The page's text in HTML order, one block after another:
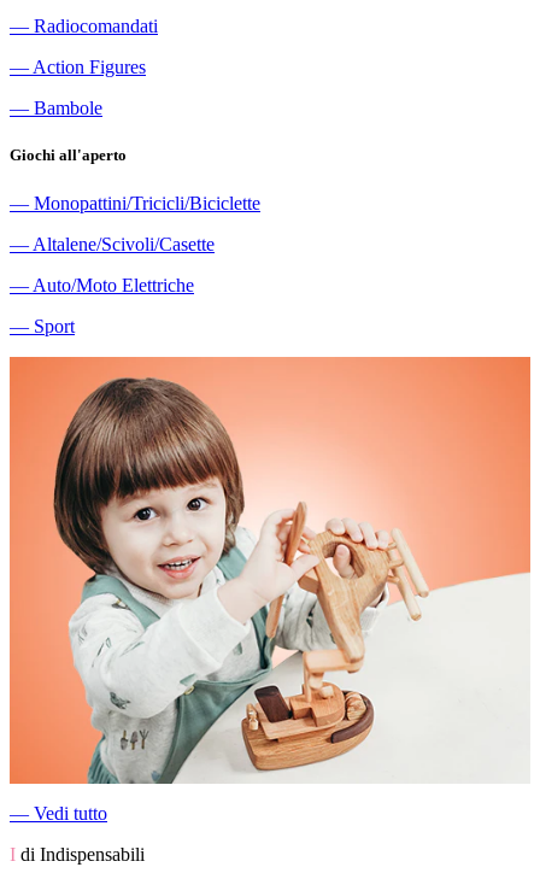
― Radiocomandati
― Action Figures
― Bambole
Giochi all'aperto
― Monopattini/Tricicli/Biciclette
― Altalene/Scivoli/Casette
― Auto/Moto Elettriche
― Sport
― Vedi tutto
I di Indispensabili